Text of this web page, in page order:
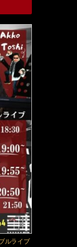
ルライブ